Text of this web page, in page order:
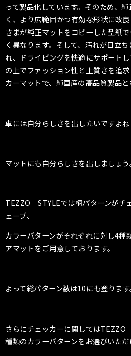
って製品化しています。そのため、
く、より広範囲かつ有効な形状に改
さまが純正マットをコピーした型紙
く異なります。そして、汚れが目立
れ、ドライビングを快適にサポート
の上でファッション性と上質さを追
カーマットで、純国産の高品質製品と
車には自分らしさを出したいですよね
マットにも自分らしさを出しましょう
TEZZO STYLEでは柄パターンがチ
ェーブ、
カラーパターンがそれぞれに対し4種
アマットをご用意しております。
よって総パターン数は10にも登ります
さらにチェッカーに関しては
種類のカラーパターンをお選びいただ